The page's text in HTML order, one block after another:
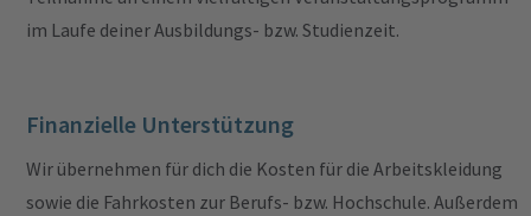
im Laufe deiner Ausbildungs- bzw. Studienzeit.
Finanzielle Unterstützung
Wir übernehmen für dich die Kosten für die Arbeitskleidung
sowie die Fahrkosten zur Berufs- bzw. Hochschule. Außerdem